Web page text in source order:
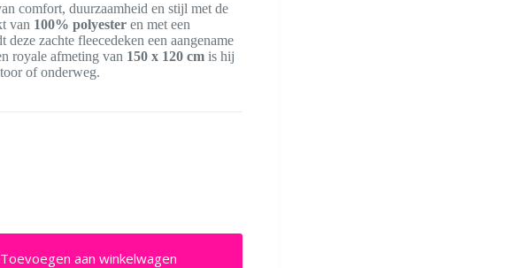
comfort, duurzaamheid en stijl met de
van 100% polyesteren met een
deze zachte fleecedeken een aangename
royale afmeting van 150 x 120 cmis hij
of onderweg.
Toevoegen aan winkelwagen